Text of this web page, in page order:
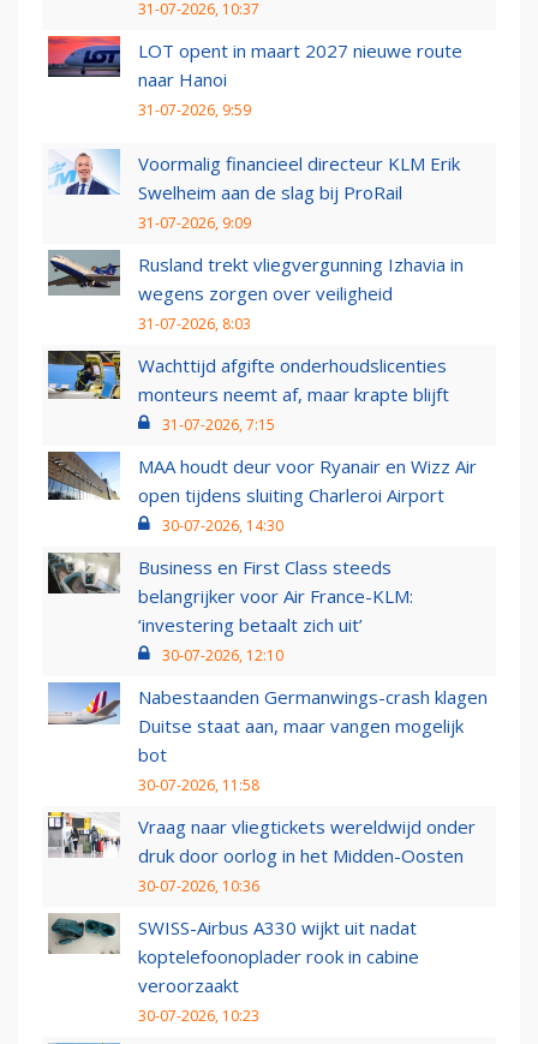
31-07-2026, 10:37
LOT opent in maart 2027 nieuwe route
naar Hanoi
31-07-2026, 9:59
Voormalig financieel directeur KLM Erik
Swelheim aan de slag bij ProRail
31-07-2026, 9:09
Rusland trekt vliegvergunning Izhavia in
wegens zorgen over veiligheid
31-07-2026, 8:03
Wachttijd afgifte onderhoudslicenties
monteurs neemt af, maar krapte blijft
31-07-2026, 7:15
MAA houdt deur voor Ryanair en Wizz Air
open tijdens sluiting Charleroi Airport
30-07-2026, 14:30
Business en First Class steeds
belangrijker voor Air France-KLM:
‘investering betaalt zich uit’
30-07-2026, 12:10
Nabestaanden Germanwings-crash klagen
Duitse staat aan, maar vangen mogelijk
bot
30-07-2026, 11:58
Vraag naar vliegtickets wereldwijd onder
druk door oorlog in het Midden-Oosten
30-07-2026, 10:36
SWISS-Airbus A330 wijkt uit nadat
koptelefoonoplader rook in cabine
veroorzaakt
30-07-2026, 10:23